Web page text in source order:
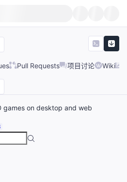
Pull Requests 项目讨论 Wiki
games on desktop and web